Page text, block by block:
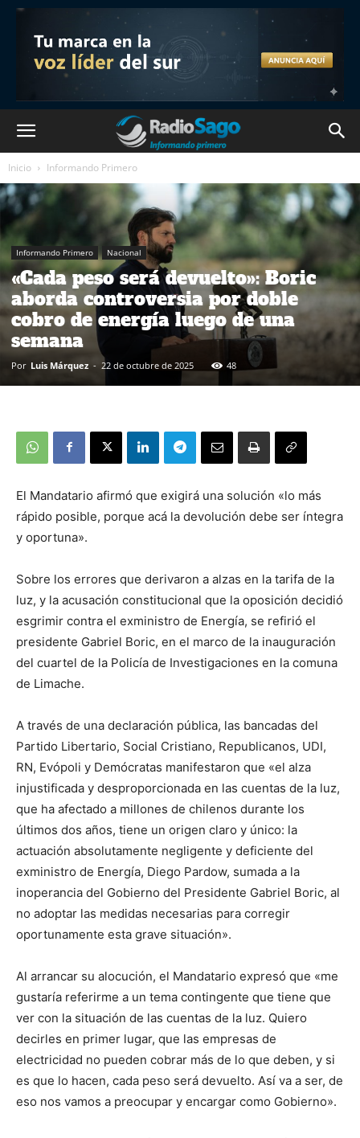
Inicio Informando Primero
Informando Primero Nacional
«Cada peso será devuelto»: Boric
aborda controversia por doble
cobro de energía luego de una
semana
Por Luis Márquez - 22 de octubre de 2025 48
El Mandatario afirmó que exigirá una solución «lo más
rápido posible, porque acá la devolución debe ser íntegra
y oportuna».
Sobre los errores que derivaron a alzas en la tarifa de la
luz, y la acusación constitucional que la oposición decidió
esgrimir contra el exministro de Energía, se refirió el
presidente Gabriel Boric, en el marco de la inauguración
del cuartel de la Policía de Investigaciones en la comuna
de Limache.
A través de una declaración pública, las bancadas del
Partido Libertario, Social Cristiano, Republicanos, UDI,
RN, Evópoli y Demócratas manifestaron que «el alza
injustificada y desproporcionada en las cuentas de la luz,
que ha afectado a millones de chilenos durante los
últimos dos años, tiene un origen claro y único: la
actuación absolutamente negligente y deficiente del
exministro de Energía, Diego Pardow, sumada a la
inoperancia del Gobierno del Presidente Gabriel Boric, al
no adoptar las medidas necesarias para corregir
oportunamente esta grave situación».
Al arrancar su alocución, el Mandatario expresó que «me
gustaría referirme a un tema contingente que tiene que
ver con la situación de las cuentas de la luz. Quiero
decirles en primer lugar, que las empresas de
electricidad no pueden cobrar más de lo que deben, y si
es que lo hacen, cada peso será devuelto. Así va a ser, de
eso nos vamos a preocupar y encargar como Gobierno».